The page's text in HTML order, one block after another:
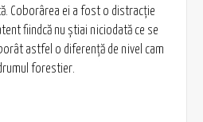
Coborârea ei a fost o distracţie
fiindcă nu ştiai niciodată ce se
astfel o diferenţă de nivel cam
forestier.